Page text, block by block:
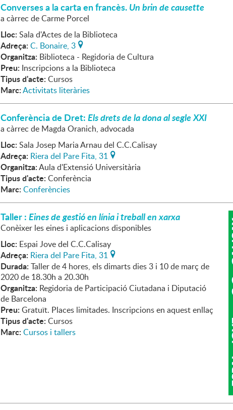
Converses a la carta en francès.Un brin de causette
a càrrec de Carme Porcel
Lloc: Sala d'Actes de la Biblioteca
Adreça: C. Bonaire, 3
Organitza: Biblioteca - Regidoria de Cultura
Preu: Inscripcions a la Biblioteca
Tipus d'acte: Cursos
Marc:Activitats literàries
Conferència de Dret:Els drets de la dona al segle XXI
a càrrec de Magda Oranich, advocada
Lloc: Sala Josep Maria Arnau del C.C.Calisay
Adreça: Riera del Pare Fita, 31
Organitza:Aula d'Extensió Universitària
Tipus d'acte: Conferència
Marc: Conferències
Taller :Eines de gestió en línia i treball en xarxa
Conèixer les eines i aplicacions disponibles
Lloc: Espai Jove del C.C.Calisay
Adreça: Riera del Pare Fita, 31
Durada: Taller de 4 hores, els dimarts dies 3 i 10 de març de
2020 de 18.30h a 20.30h
Organitza: Regidoria de Participació Ciutadana i Diputació
de Barcelona
Preu: Gratuït. Places limitades. Inscripcions en aquest enllaç
Tipus d'acte: Cursos
Marc: Cursos i tallers